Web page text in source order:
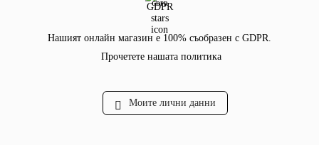
GDPR
Нашият онлайн магазин е 100% съобразен с GDPR.
Прочетете нашата политика
Моите лични данни